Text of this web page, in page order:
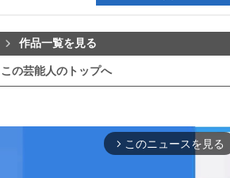
作品一覧を見る
この芸能人のトップへ
arrow_forward_ios このニュースを見る